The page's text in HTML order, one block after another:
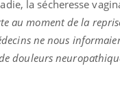
la sécheresse
au moment de la
ne nous
douleurs